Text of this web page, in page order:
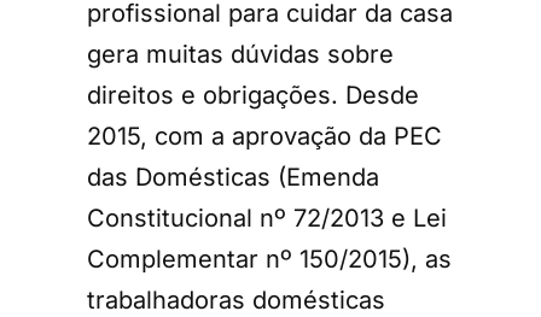
profissional para cuidar da casa
gera muitas dúvidas sobre
direitos e obrigações. Desde
2015, com a aprovação da PEC
das Domésticas (Emenda
Constitucional nº 72/2013 e Lei
Complementar nº 150/2015), as
trabalhadoras domésticas